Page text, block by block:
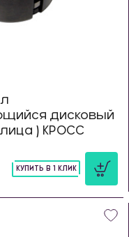
дисковый
) КРОСС
КУПИТЬ В 1 КЛИК